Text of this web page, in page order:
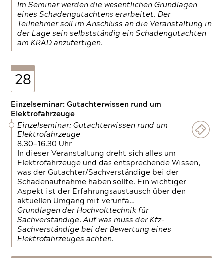
Im Seminar werden die wesentlichen Grundlagen
eines Schadengutachtens erarbeitet. Der
Teilnehmer soll im Anschluss an die Veranstaltung in
der Lage sein selbstständig ein Schadengutachten
am KRAD anzufertigen.
28
Einzelseminar: Gutachterwissen rund um
Elektrofahrzeuge
Einzelseminar: Gutachterwissen rund um
Elektrofahrzeuge
8.30—16.30 Uhr
In dieser Veranstaltung dreht sich alles um
Elektrofahrzeuge und das entsprechende Wissen,
was der Gutachter/Sachverständige bei der
Schadenaufnahme haben sollte. Ein wichtiger
Aspekt ist der Erfahrungsaustausch über den
aktuellen Umgang mit verunfa…
Grundlagen der Hochvolttechnik für
Sachverständige. Auf was muss der Kfz-
Sachverständige bei der Bewertung eines
Elektrofahrzeuges achten.